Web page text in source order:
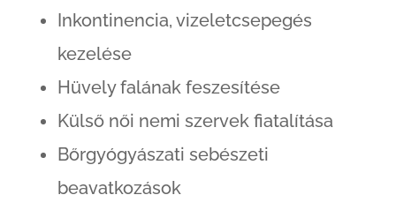
Inkontinencia, vizeletcsepegés
kezelése
Hüvely falának feszesítése
Külső női nemi szervek fiatalítása
Bőrgyógyászati sebészeti
beavatkozások